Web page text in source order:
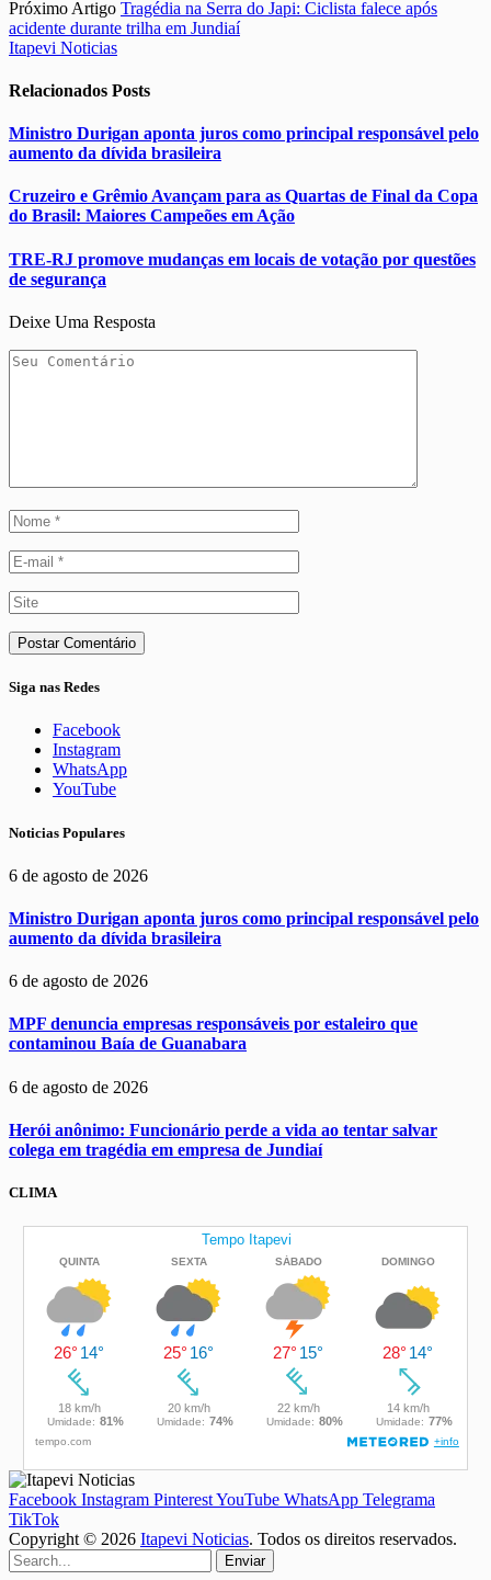
Próximo Artigo Tragédia na Serra do Japi: Ciclista falece após
acidente durante trilha em Jundiaí
Itapevi Noticias
Relacionados Posts
Ministro Durigan aponta juros como principal responsável pelo
aumento da dívida brasileira
Cruzeiro e Grêmio Avançam para as Quartas de Final da Copa
do Brasil: Maiores Campeões em Ação
TRE-RJ promove mudanças em locais de votação por questões
de segurança
Deixe Uma Resposta
Siga nas Redes
Facebook
Instagram
WhatsApp
YouTube
Noticias Populares
6 de agosto de 2026
Ministro Durigan aponta juros como principal responsável pelo
aumento da dívida brasileira
6 de agosto de 2026
MPF denuncia empresas responsáveis por estaleiro que
contaminou Baía de Guanabara
6 de agosto de 2026
Herói anônimo: Funcionário perde a vida ao tentar salvar
colega em tragédia em empresa de Jundiaí
CLIMA
Facebook Instagram PinterestYouTube WhatsApp Telegrama
TikTok
Copyright © 2026 Itapevi Noticias. Todos os direitos reservados.
Enviar